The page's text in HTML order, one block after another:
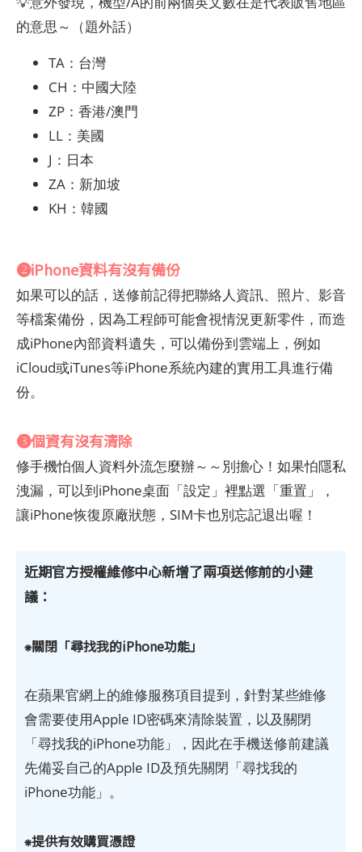
的意思～（題外話）
TA：台灣
CH：中國大陸
ZP：香港/澳門
LL：美國
J：日本
ZA：新加坡
KH：韓國
❷iPhone資料有沒有備份
如果可以的話，送修前記得把聯絡人資訊、照片、影音
等檔案備份，因為工程師可能會視情況更新零件，而造
成iPhone內部資料遺失，可以備份到雲端上，例如
iCloud或iTunes等iPhone系統內建的實用工具進行備
份。
❸個資有沒有清除
修手機怕個人資料外流怎麼辦～～別擔心！如果怕隱私
洩漏，可以到iPhone桌面「設定」裡點選「重置」，
讓iPhone恢復原廠狀態，SIM卡也別忘記退出喔！
近期官方授權維修中心新增了兩項送修前的小建
議：
⁕關閉「尋找我的iPhone功能」
在蘋果官網上的維修服務項目提到，針對某些維修
會需要使用Apple ID密碼來清除裝置，以及關閉
「尋找我的iPhone功能」，因此在手機送修前建議
先備妥自己的Apple ID及預先關閉「尋找我的
iPhone功能」。
⁕提供有效購買憑證